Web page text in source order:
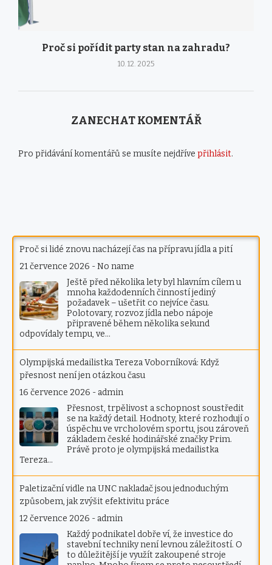
Proč si pořídit party stan na zahradu?
10. 12. 2025
ZANECHAT KOMENTÁŘ
Pro přidávání komentářů se musíte nejdříve přihlásit.
Proč si lidé znovu nacházejí čas na přípravu jídla a pití
21 července 2026 -No name
Ještě před několika lety byl hlavním cílem u
mnoha každodenních činností jediný
požadavek – ušetřit co nejvíce času.
Polotovary, rozvoz jídla nebo nápoje
připravené během několika sekund
odpovídaly tempu, ve…
Olympijská medailistka Tereza Voborníková: Když
přesnost není jen otázkou času
16 července 2026 - admin
Přesnost, trpělivost a schopnost soustředit
se na každý detail. Hodnoty, které rozhodují o
úspěchu ve vrcholovém sportu, jsou zároveň
základem české hodinářské značky Prim.
Právě proto je olympijská medailistka
Tereza…
Paletizační vidle na UNC nakladač jsou jednoduchým
způsobem, jak zvýšit efektivitu práce
12 července 2026 - admin
Každý podnikatel dobře ví, že investice do
stavební techniky není levnou záležitostí. O
to důležitější je využít zakoupené stroje